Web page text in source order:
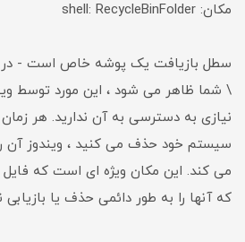
مکان: shell: RecycleBinFolder
\ شما ظاهر می شود ، این مورد توسط
نیازی به دسترسی به آن ندارید. هر
سیستم خود حذف می کنید ، ویندوز آن
می کند. این مکان ویژه ای است که
که آنها را به طور دائمی حذف یا